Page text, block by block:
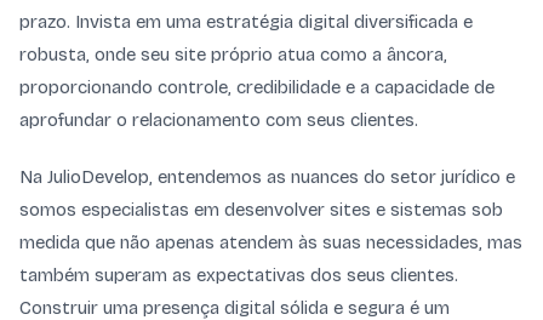
prazo. Invista em uma estratégia digital diversificada e
robusta, onde seu site próprio atua como a âncora,
proporcionando controle, credibilidade e a capacidade de
aprofundar o relacionamento com seus clientes.
Na JulioDevelop, entendemos as nuances do setor jurídico e
somos especialistas em desenvolver sites e sistemas sob
medida que não apenas atendem às suas necessidades, mas
também superam as expectativas dos seus clientes.
Construir uma presença digital sólida e segura é um